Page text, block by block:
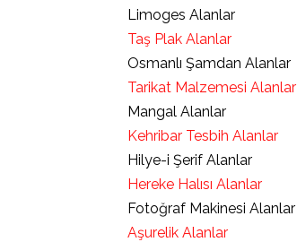
Limoges Alanlar
Taş Plak Alanlar
Osmanlı Şamdan Alanlar
Tarikat Malzemesi Alanlar
Mangal Alanlar
Kehribar Tesbih Alanlar
Hilye-i Şerif Alanlar
Hereke Halısı Alanlar
Fotoğraf Makinesi Alanlar
Aşurelik Alanlar